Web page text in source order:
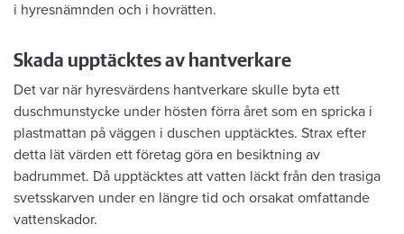
i hyresnämnden och i hovrätten.
Skada upptäcktes av hantverkare
Det var när hyresvärdens hantverkare skulle byta ett
duschmunstycke under hösten förra året som en spricka i
plastmattan på väggen i duschen upptäcktes. Strax efter
detta lät värden ett företag göra en besiktning av
badrummet. Då upptäcktes att vatten läckt från den trasiga
svetsskarven under en längre tid och orsakat omfattande
vattenskador.